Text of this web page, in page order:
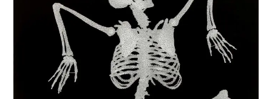
BIOGRAPHIE
CATALOGUE DES OEUVRES
01_SCULPTURE
02_PHOTOGRAPHIQUE
03_COLLAGES